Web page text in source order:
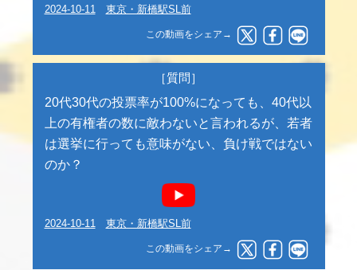
2024-10-11 東京・新橋駅SL前
この動画をシェア→
［質問］
20代30代の投票率が100%になっても、40代以
上の有権者の数に敵わないと言われるが、若者
は選挙に行っても意味がない、負け戦ではない
のか？
2024-10-11 東京・新橋駅SL前
この動画をシェア→